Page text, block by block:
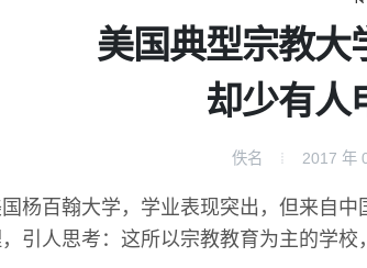
美国典型宗教大
却少有人
佚名 2017 年
杨百翰大学，学业表现突出，但来自
引人思考：这所以宗教教育为主的学校